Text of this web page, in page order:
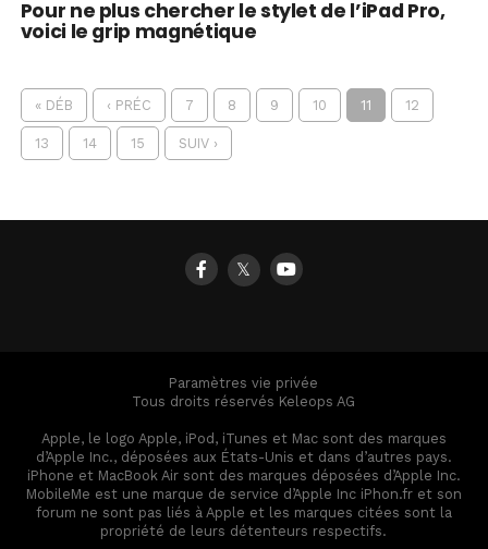
Pour ne plus chercher le stylet de l’iPad Pro,
voici le grip magnétique
« DÉB ‹ PRÉC 7 8 9 10 11 12
13 14 15 SUIV ›
𝕏
Paramètres vie privée
Tous droits réservés Keleops AG
Apple, le logo Apple, iPod, iTunes et Mac sont des marques
d’Apple Inc., déposées aux États-Unis et dans d’autres pays.
iPhone et MacBook Air sont des marques déposées d’Apple Inc.
MobileMe est une marque de service d’Apple Inc iPhon.fr et son
forum ne sont pas liés à Apple et les marques citées sont la
propriété de leurs détenteurs respectifs.